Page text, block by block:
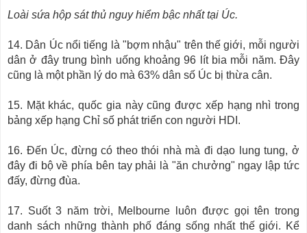
Loài sứa hộp sát thủ nguy hiểm bậc nhất tại Úc.
14. Dân Úc nổi tiếng là "bợm nhậu" trên thế giới, mỗi người
dân ở đây trung bình uống khoảng 96 lít bia mỗi năm. Đây
cũng là một phần lý do mà 63% dân số Úc bị thừa cân.
15. Mặt khác, quốc gia này cũng được xếp hạng nhì trong
bảng xếp hạng Chỉ số phát triển con người HDI.
16. Đến Úc, đừng có theo thói nhà mà đi dạo lung tung, ở
đây đi bộ về phía bên tay phải là "ăn chưởng" ngay lập tức
đấy, đừng đùa.
17. Suốt 3 năm trời, Melbourne luôn được gọi tên trong
danh sách những thành phố đáng sống nhất thế giới. Kể